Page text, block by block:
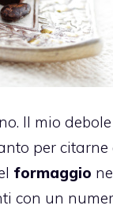
Il mio
per
formaggio
con un